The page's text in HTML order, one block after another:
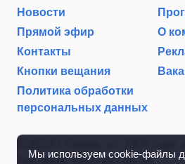
Мы используем cookie-файлы
Новости
Прямой эфир
О
Контакты
Кнопки вещания
Политика обработки
персональных данных
Тел./факс: (342) 267-85-35